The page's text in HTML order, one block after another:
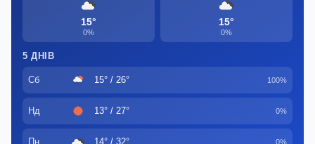
15°
0%
15°
0%
5 ДНІВ
Сб 15° / 26° 100%
Нд 13° / 27° 0%
Пн 14° / 32° 0%